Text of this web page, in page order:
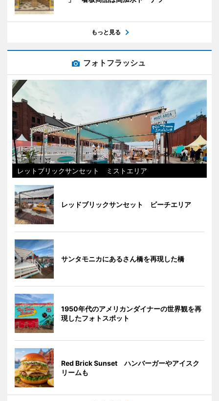
もっと見る
フォトフラッシュ
レットブリックサンセット ミストエリア
レッドブリックサンセット ビーチエリア
サンタモニカにあるさん橋を再現した橋
1950年代のアメリカンダイナーの世界観を再
現したフォトスポット
Red Brick Sunset ハンバーガーやアイスク
リームも